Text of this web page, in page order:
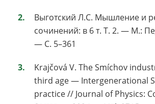
Выготский Л.С. Мышление и
сочинений: в 6 т. Т. 2. — М.:
— С. 5–361
Krajčová V. The Smíchov
third age — Intergenerational
practice // Journal of Physics: